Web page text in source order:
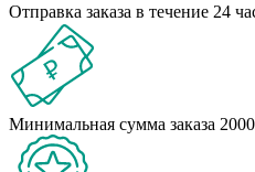
Отправка заказа в течение 24
Минимальная сумма заказа